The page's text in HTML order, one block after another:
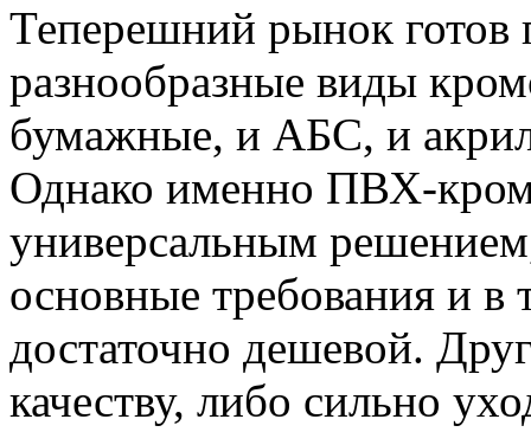
Теперешний рынок готов
разнообразные виды
бумажные, и АБС, и
Однако именно ПВХ-
универсальным
основные требования и в
достаточно дешевой.
качеству, либо сильно